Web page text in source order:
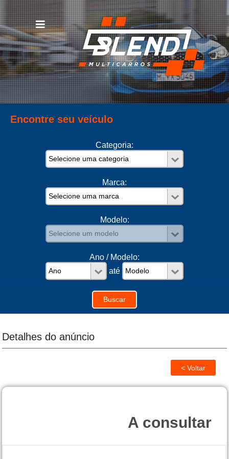
Encontre seu veículo
Categoria:
Marca:
Modelo:
Ano / Modelo:
até
Detalhes do anúncio
A consultar